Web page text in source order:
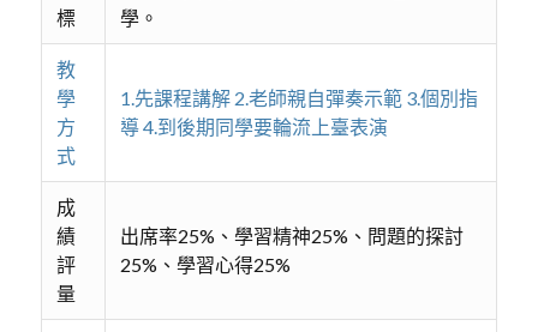
標
學。
教
學
方
式
1.先課程講解 2.老師親自彈奏示範 3.個別指
導 4.到後期同學要輪流上臺表演
成
績
評
量
出席率25%、學習精神25%、問題的探討
25%、學習心得25%